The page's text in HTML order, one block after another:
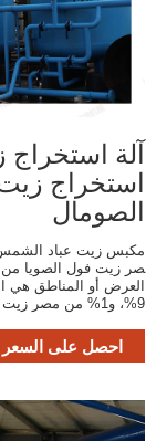
آلة
استخراج
الصومال
صر زيت فول الصويا من
9%، و1% من مصر زيت فول الصويا ، على التوالي.
احصل على السعر